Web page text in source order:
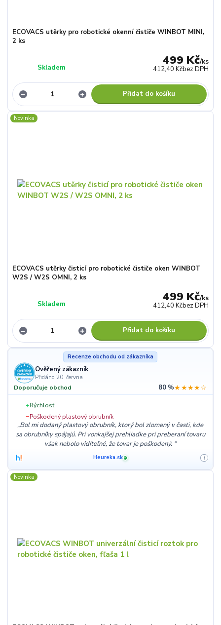
ECOVACS utěrky pro robotické okenní čističe WINBOT MINI,
2 ks
499 Kč/ks
412,40 Kčbez DPH
Skladem
Přidat do košíku
Novinka
ECOVACS utěrky čisticí pro robotické čističe oken WINBOT
W2S / W2S OMNI, 2 ks
499 Kč/ks
412,40 Kčbez DPH
Skladem
Přidat do košíku
Recenze obchodu od zákazníka
Ověřený zákazník
Přidáno 20. června
Doporučuje obchod
80 %★★★★☆
+Rýchlosť
−Poškodený plastový obrubník
Bol mi dodaný plastový obrubník, ktorý bol zlomený v časti, kde
sa obrubníky spájajú. Pri vonkajšej prehliadke pri preberaní tovaru
však nebolo viditeľné, že tovar je poškodený.
Heureka.sk ✓ i
Novinka